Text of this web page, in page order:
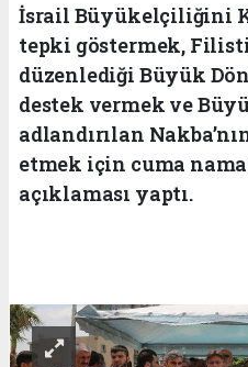
İsrail Büyükelçiliğini
tepki göstermek,
düzenlediği Büyük
destek vermek ve
adlandırılan
etmek için cuma
açıklaması yaptı.